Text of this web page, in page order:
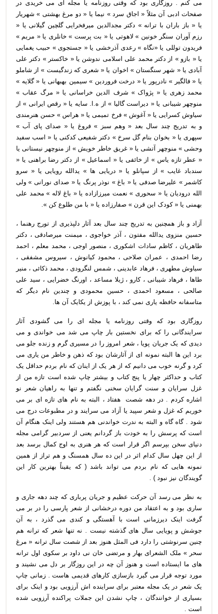
می کنم . روزگاری بود که وقتی روزنامه یا مجله ای می خریدی در
صفحات ادبی آن مثلاً « اجاق سرد » نیما یا « دو مرغ بهشتی » شهریار
یا « باز باران با ترانه » دکتر مجدالدین میرفخرایی گلچین گیلانی یا «
رزم آوران سنگر خونین » لاهوتی یا « بت پرست » خانلری یا « مریم »
فریدون توللی یا «نگاه » رعدی آذرخشی یا « جستجوی » حبیب یغمایی
یا « بازو » از دکتر محمد علی اسلامی ندوشن یا « خاکستر » دکتر علی
آبادی یا « شهر سنگستان » اخوان یا « شعری که زندگیست » از شاملو
یا « فالگیر » نادرپور یا « درخت فروردین » سیمین بهبهانی یا « گلایه »
محمد زهری یا « پژواک » شرف الدین خراسانی یا « مرگ عقاب »
منوچهر شیبانی یا « دیراست گالیا » از ه.ا. سایه یا « رقص ایرانی » از
سیاوش کسرایی یا « آغوش » فرخ تمیمی یا « هراس » حسن هنرمندی
و به تدریج چند سال بعد « وهم سبز » فروغ یا « صدای پای آب »
سپهری یا « بخوان بنام گل سرخ » دکتر شفیعی کدکنی یا « اسب سفید
وحشی » منوچهر آتشی یا « غریق خاطر خویش » از منوچهر نیستانی یا
« عطر تازه یاس » از خائفی یا « اسماعیل » از دکتر رضا براهنی یا «
سندباد غایب » از سپانلو یا « دریایی ها » یدالله رویایی یا « سرو
کاشمر » علیرضا صدفی یا « باغ » نوذر پرنگ یا « صدای نورانی » ولی
الله درودیان یا « سحوری » نعمت میرزازاده یا « باغ لاله » محمد علی
بهمنی یا « کودک این قرن » صفارزاده یا « با من طلوع کن ».
آزاد و باز همچنین به تدریج چند سال بعد آثار دلپذیری از تورج رهنما ،
حسین منزوی یدالله مفتون ، آذر خواجوی ، میمنت میرصادقی ، دکتر
طاهریان ، کاظم سادات اشکوری ، منصور اوجی ، محمد معلم ، احمد
رضا احمدی ، عمران صلاحی ، محمود کیانوش ، سیروس مشفقی ،
سیاوش مطهری ، فرهاد عابدینی ، شمس لنگرودی ، محمد ذکائی ، منیر
طاها ، فرهاد شیبانی ، کارو ، ژیلا مساعد ، اورنگ خضرایی ، سید علی
صالحی ، مسعود احمدی ، حسین محمودی و چندین نام دیگر که
متاسفانه حافظه یاری نمی کند ، با پوزش از یکایک آن ها.
روزگاری بود که وقتی روزنامه یا مجله ای را می گشودی آثار
سرایندگانی را که برای نخستین بار چاپ می شد می خواندی و می
دیدی که یک جریان پویا ، شعر امروز را در مسیری گرم و زنده جلو می
برد این ها البته نمونه ای از آثارشان بود که ذهن و خاطر من یاری می
کرد و گرنه خوب می دانیم که از هر یک از اینان که نام بردم حداقل یک
کتاب و حداکثر چهار یا پنج کتاب و بیشتر چاپ شده است تازه من از
غزل سرایان و سنت گرایان سخنی نگفتم و تنها به راهیان شعر نو
اشاره کردم . در دهه شصت  هفتاد ، البته به نام های تازه ای بر می
خوریم که غزل و شعر سپید یا آزاد می سرایند و در مطبوعات درج می
شود . گاه گاه و البته به ندرت خواندنی هم هستند ولی اینک هنگام آن
است که پرسش را به خودت باز گردانم یعنی از سردبیر گرامی مجله
دنیای سخن بپرسم اگر قرار است که هر هنری به اوج کمال برسد بعد
از این چهل سال کدام اثر در این ده سال همسنگ و هم تراز از همین
نمونه هایی که نام بردم می تواند باشد ( که یقیناً بهترین کار این
گویندگان نیز نبود ) .
به نظر می رسد آن حرکت عظیم و جریان پرباری که چند دهه جاری و
ساری بود و به اعتقاد من دوره درخشانی از شعر پارسی را در بر می
گرفت اینک دیرزمانی است با آهستگی و کندی می گذرد ، به آن
جوشش و پویایی سال های گذشته نیست . نه تنها شعر که ترانه هم
چنین سرنوشتی را دارد فی المثل هنوز بعد از شصت سال ترانه « مرغ
سحر » ملک الشعرای بهار و مرتضی خان نی داود بر سکوی اول ترانه
های ما ایستاده است و هنوز آن چه در این روزگار بر دل می نشیند و
مورد توجه قرار می گیرد بازسازی کارهای قدیمی هاست . زمانی چاپ
یک شعر در یک مجله معتبر برای سراینده اش آرزویی بود و اینک برای
بسیاری از خوانندگان ، چاپ نشدن این جملات پراکنده آرزویی شده
است .